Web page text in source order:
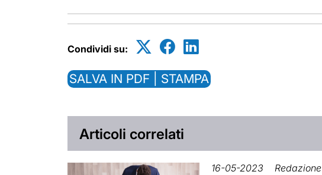
Condividi su:
SALVA IN PDF | STAMPA
Articoli correlati
16-05-2023 Redazione